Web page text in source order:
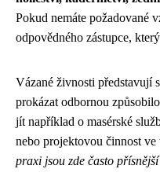
Pokud nemáte požadované
odpovědného zástupce,
Vázané živnosti představují
prokázat odbornou
jít například o masérské
nebo projektovou činnost ve
praxi jsou zde často